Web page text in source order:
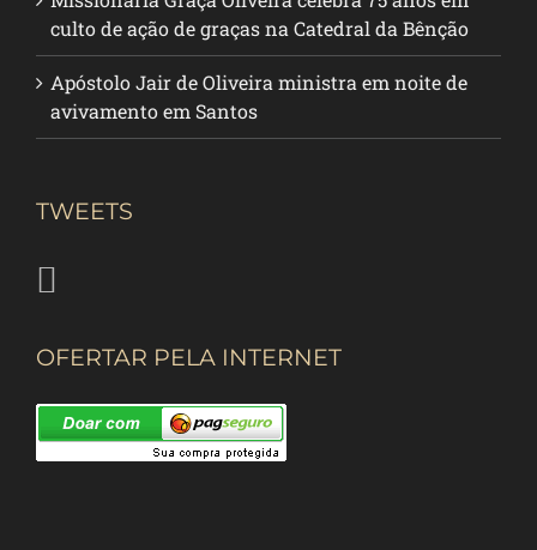
culto de ação de graças na Catedral da Bênção
Apóstolo Jair de Oliveira ministra em noite de
avivamento em Santos
TWEETS
OFERTAR PELA INTERNET